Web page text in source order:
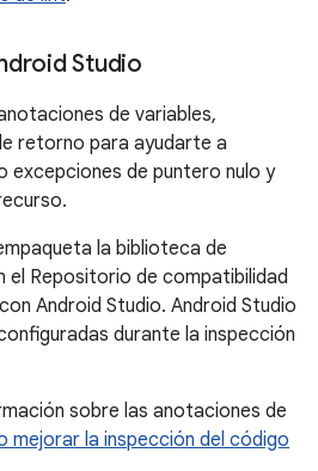
Studio
de variables,
retorno para ayudarte a
de puntero nulo y
la biblioteca de
el Repositorio de compatibilidad
Android Studio. Android Studio
durante la inspección
sobre las anotaciones de
mejorar la inspección del código